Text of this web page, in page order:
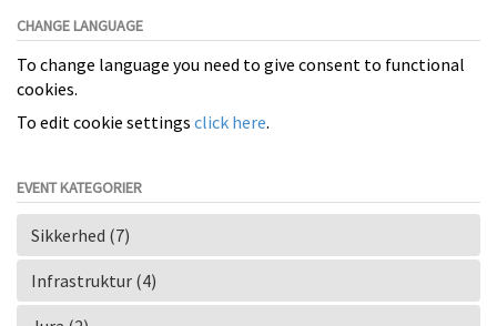
CHANGE LANGUAGE
To change language you need to give consent to functional
cookies.
To edit cookie settings click here.
EVENT KATEGORIER
Sikkerhed (7)
Infrastruktur (4)